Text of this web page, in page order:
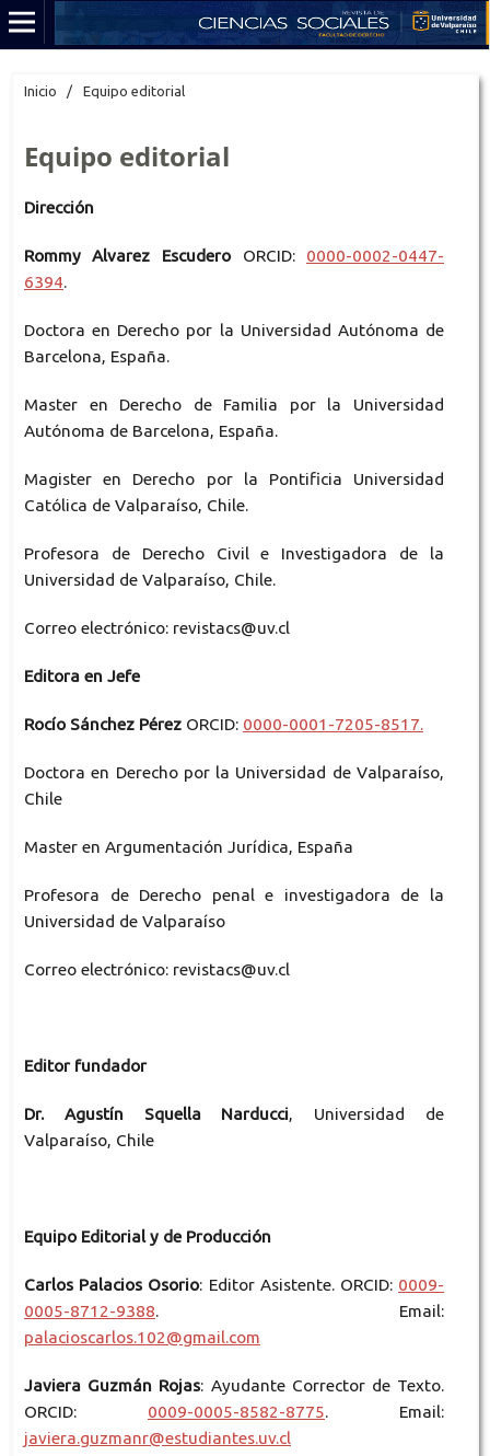
Inicio / Equipo editorial
Equipo editorial
Dirección
Rommy Alvarez Escudero ORCID: 0000-0002-0447-
6394.
Doctora en Derecho por la Universidad Autónoma de
Barcelona, España.
Master en Derecho de Familia por la Universidad
Autónoma de Barcelona, España.
Magister en Derecho por la Pontificia Universidad
Católica de Valparaíso, Chile.
Profesora de Derecho Civil e Investigadora de la
Universidad de Valparaíso, Chile.
Correo electrónico: revistacs@uv.cl
Editora en Jefe
Rocío Sánchez Pérez ORCID: 0000-0001-7205-8517.
Doctora en Derecho por la Universidad de Valparaíso,
Chile
Master en Argumentación Jurídica, España
Profesora de Derecho penal e investigadora de la
Universidad de Valparaíso
Correo electrónico: revistacs@uv.cl
Editor fundador
Dr. Agustín Squella Narducci, Universidad de
Valparaíso, Chile
Equipo Editorial y de Producción
Carlos Palacios Osorio: Editor Asistente. ORCID: 0009-
0005-8712-9388. Email:
palacioscarlos.102@gmail.com
Javiera Guzmán Rojas: Ayudante Corrector de Texto.
ORCID: 0009-0005-8582-8775. Email:
javiera.guzmanr@estudiantes.uv.cl